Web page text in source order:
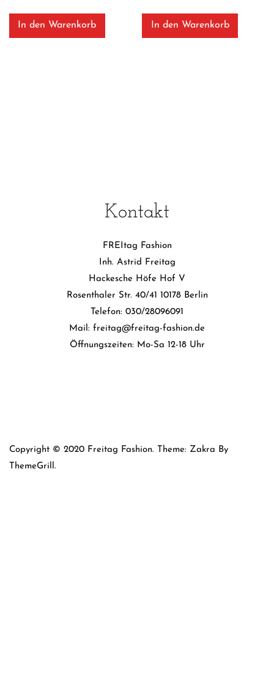
In den Warenkorb In den Warenkorb
Kontakt
FREItag Fashion
Inh. Astrid Freitag
Hackesche Höfe Hof V
Rosenthaler Str. 40/41 10178 Berlin
Telefon: 030/28096091
Mail: freitag@freitag-fashion.de
Öffnungszeiten: Mo-Sa 12-18 Uhr
Copyright © 2020 Freitag Fashion. Theme: Zakra By
ThemeGrill.